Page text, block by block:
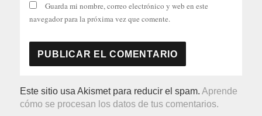
Guarda mi nombre, correo electrónico y web en este
navegador para la próxima vez que comente.
Este sitio usa Akismet para reducir el spam.Aprende
cómo se procesan los datos de tus comentarios.